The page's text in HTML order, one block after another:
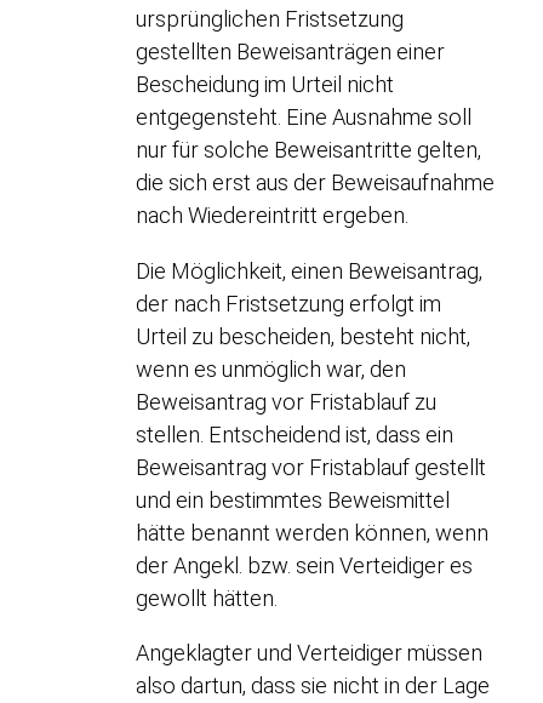
ursprünglichen Fristsetzung
gestellten Beweisanträgen einer
Bescheidung im Urteil nicht
entgegensteht. Eine Ausnahme soll
nur für solche Beweisantritte gelten,
die sich erst aus der Beweisaufnahme
nach Wiedereintritt ergeben.
Die Möglichkeit, einen Beweisantrag,
der nach Fristsetzung erfolgt im
Urteil zu bescheiden, besteht nicht,
wenn es unmöglich war, den
Beweisantrag vor Fristablauf zu
stellen. Entscheidend ist, dass ein
Beweisantrag vor Fristablauf gestellt
und ein bestimmtes Beweismittel
hätte benannt werden können, wenn
der Angekl. bzw. sein Verteidiger es
gewollt hätten.
Angeklagter und Verteidiger müssen
also dartun, dass sie nicht in der Lage